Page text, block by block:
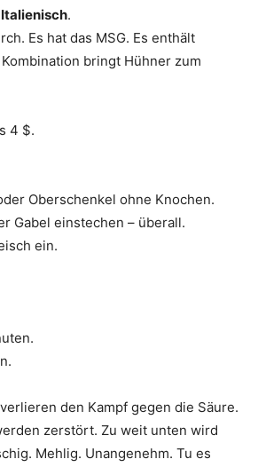
.
Es hat das MSG. Es enthält
bringt Hühner zum
4 $.
Oberschenkel ohne Knochen.
Gabel einstechen – überall.
ein.
den Kampf gegen die Säure.
zerstört. Zu weit unten wird
Mehlig. Unangenehm. Tu es